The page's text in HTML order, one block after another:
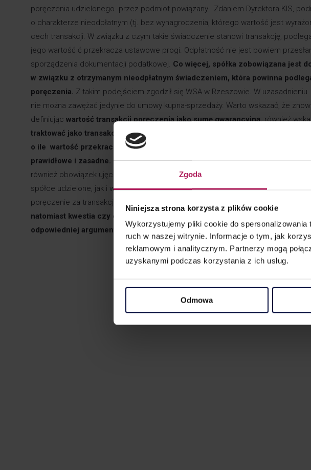
Zgoda
Niniejsza strona korzysta z plików cookie
Wykorzystujemy pliki cookie do
ruch w naszej witrynie. Informacje o tym, jak
reklamowym i analitycznym. Partnerzy mogą
uzyskanymi podczas korzystania z ich usług.
Odmowa
poręczenia udzielonego przez podmiot powiązany. Zdaniem Dyrektora KIS,
o charakterze nieodpłatnym (tj. bez wynagrodzenia, którego wartość jest
cech transakcji. W związku z czym takie świadczenie stanowi transakcję,
jego wartość ć przekracza ustawowe progi. Odpłatność nie jest bowiem
sporządzenia dokumentacji podatkowej. Co więcej, spółka zobowiązana jest
w związku z otrzymanym nieodpłatnym świadczeniem, która powinna
poręczenia. Z takim podejściem zgodził się WSA w Rzeszowie. W
nie można zawężać jedynie do umowy kupna-sprzedaży. Warto wskazać, że
definiując wartość transakcji poręczenia jako sumę gwarancyjną,również
traktować jako transakcję i ująć w dokumentacji cen transferowych, a w
o ile wartość przekracza 10 mln PLN. W związku z powyższym wydaje się,
prawidłowe i zasadne. Czy nieodpłatne świadczenie należy ująć w informacji
również obowiązek ujęcia takiego świadczenia w uproszczonym sprawozdaniu
spółce udzielone, jak i w kolejnych latach podatkowych w okresie trwania
poręczenie za transakcję, zasadne wydaje się również objęcie takiej operacji
natomiast kwestia czy organy takie poręczenia nieodpłatne będą traktować
odpowiedniej argumentacji, brak wynagrodzenia za dopuszczalny.